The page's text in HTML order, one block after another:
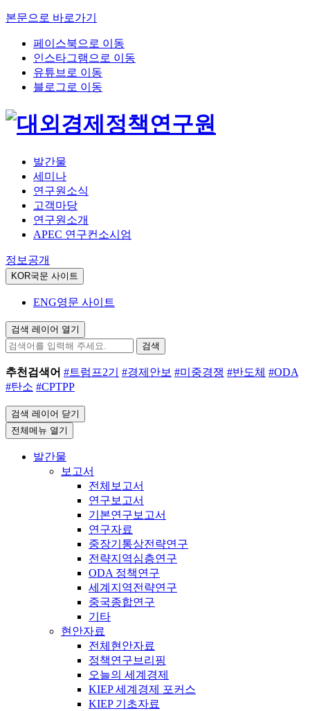
본문으로 바로가기
페이스북으로 이동
인스타그램으로 이동
유튜브로 이동
블로그로 이동
발간물
세미나
연구원소식
고객마당
연구원소개
APEC 연구컨소시엄
정보공개
KOR국문 사이트
ENG영문 사이트
검색 레이어 열기
검색
추천검색어 #트럼프2기 #경제안보 #미중경쟁 #반도체 #ODA
#탄소 #CPTPP
검색 레이어 닫기
전체메뉴 열기
발간물
보고서
전체보고서
연구보고서
기본연구보고서
연구자료
중장기통상전략연구
전략지역심층연구
ODA 정책연구
세계지역전략연구
중국종합연구
기타
현안자료
전체현안자료
정책연구브리핑
오늘의 세계경제
KIEP 세계경제 포커스
KIEP 기초자료